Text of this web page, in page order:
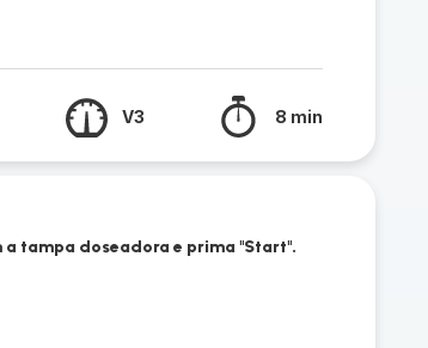
V3 8 min
tampa doseadora e prima "Start".